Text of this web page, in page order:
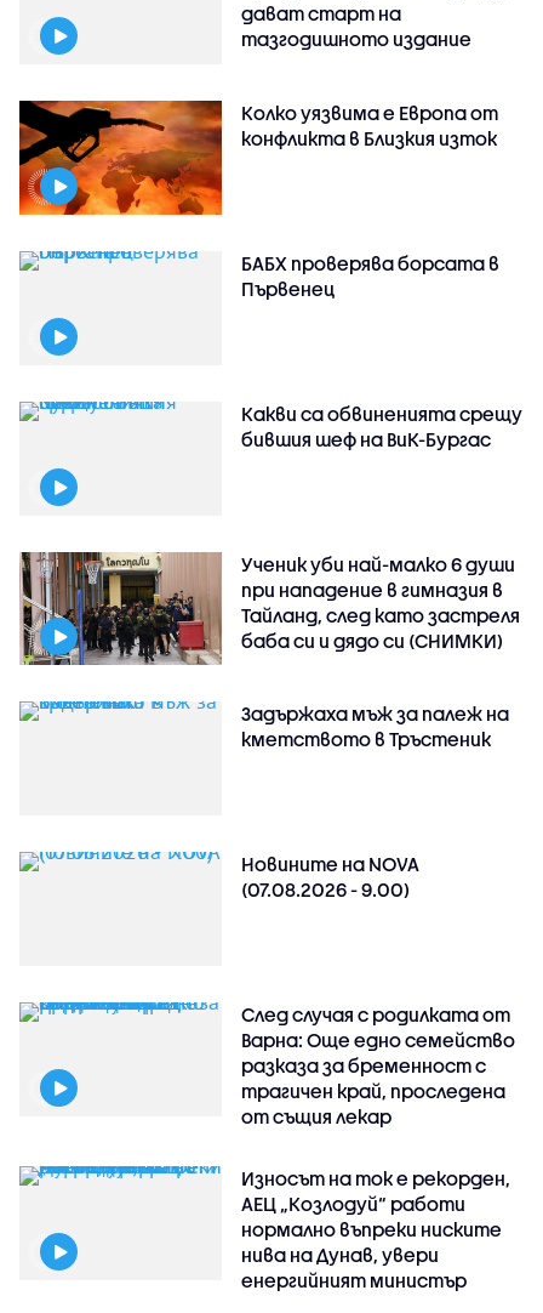
дават старт на
тазгодишното издание
Колко уязвима е Европа от
конфликта в Близкия изток
БАБХ проверява борсата в
Първенец
Какви са обвиненията срещу
бившия шеф на ВиК-Бургас
Ученик уби най-малко 6 души
при нападение в гимназия в
Тайланд, след като застреля
баба си и дядо си (СНИМКИ)
Задържаха мъж за палеж на
кметството в Тръстеник
Новините на NOVA
(07.08.2026 - 9.00)
След случая с родилката от
Варна: Още едно семейство
разказа за бременност с
трагичен край, проследена
от същия лекар
Износът на ток е рекорден,
АЕЦ „Козлодуй“ работи
нормално въпреки ниските
нива на Дунав, увери
енергийният министър